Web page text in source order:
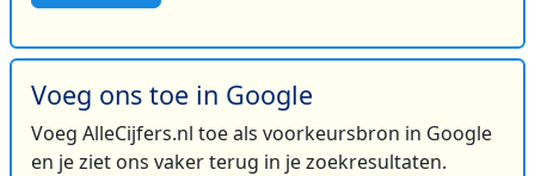
Voeg ons toe in Google
Voeg AlleCijfers.nl toe als voorkeursbron in Google
en je ziet ons vaker terug in je zoekresultaten.